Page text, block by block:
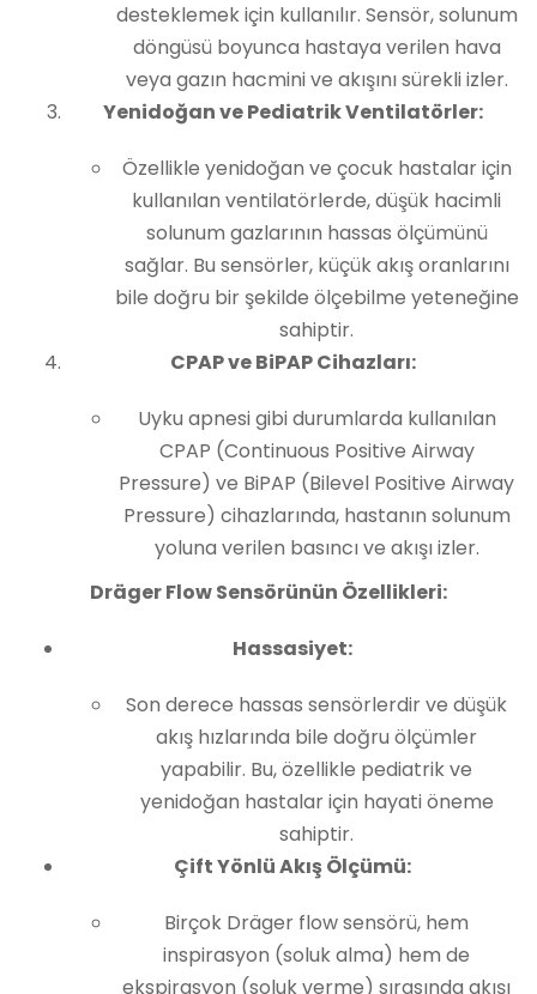
desteklemek için kullanılır. Sensör, solunum
döngüsü boyunca hastaya verilen hava
veya gazın hacmini ve akışını sürekli izler.
Yenidoğan ve Pediatrik Ventilatörler:
Özellikle yenidoğan ve çocuk hastalar için
kullanılan ventilatörlerde, düşük hacimli
solunum gazlarının hassas ölçümünü
sağlar. Bu sensörler, küçük akış oranlarını
bile doğru bir şekilde ölçebilme yeteneğine
sahiptir.
CPAP ve BiPAP Cihazları:
Uyku apnesi gibi durumlarda kullanılan
CPAP (Continuous Positive Airway
Pressure) ve BiPAP (Bilevel Positive Airway
Pressure) cihazlarında, hastanın solunum
yoluna verilen basıncı ve akışı izler.
Dräger Flow Sensörünün Özellikleri:
Hassasiyet:
Son derece hassas sensörlerdir ve düşük
akış hızlarında bile doğru ölçümler
yapabilir. Bu, özellikle pediatrik ve
yenidoğan hastalar için hayati öneme
sahiptir.
Çift Yönlü Akış Ölçümü:
Birçok Dräger flow sensörü, hem
inspirasyon (soluk alma) hem de
ekspirasyon (soluk verme) sırasında akışı